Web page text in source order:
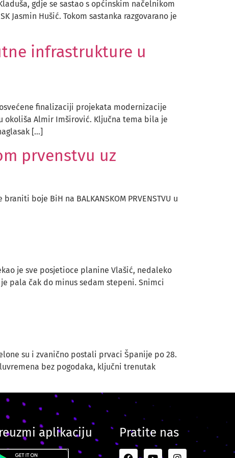
gdje se sastao s općinskim načelnikom
Jasmin Hušić. Tokom sastanka razgovarano je
infrastrukture u
finalizaciji projekata modernizacije
okoliša Almir Imširović. Ključna tema bila je
[…]
prvenstvu uz
boje BiH na BALKANSKOM PRVENSTVU u
je sve posjetioce planine Vlašić, nedaleko
pala čak do minus sedam stepeni. Snimci
su i zvanično postali prvaci Španije po 28.
bez pogodaka, ključni trenutak
aplikaciju Pratite nas